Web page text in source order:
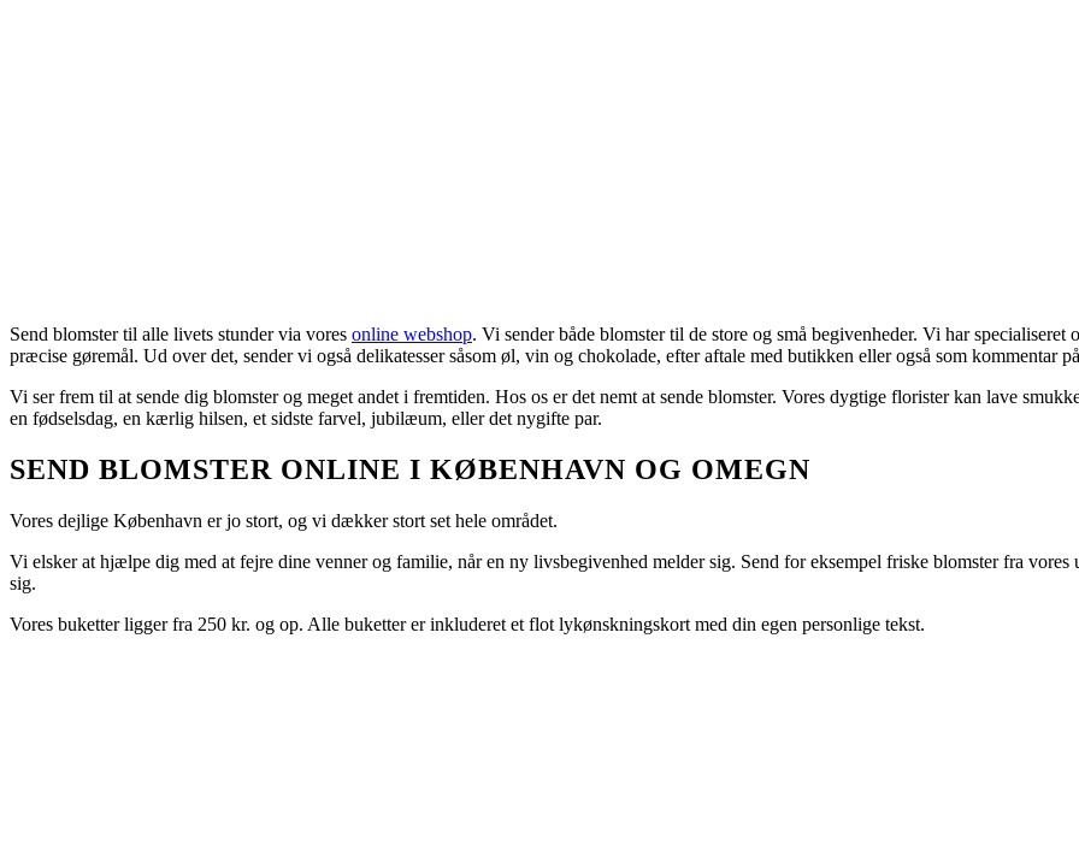
Send blomster til alle livets stunder via vores online webshop. Vi sender både blomster til de store og små begivenheder. Vi har
præcise gøremål. Ud over det, sender vi også delikatesser såsom øl, vin og chokolade, efter aftale med butikken eller også som kommentar
Vi ser frem til at sende dig blomster og meget andet i fremtiden. Hos os er det nemt at sende blomster. Vores dygtige florister kan lave
en fødselsdag, en kærlig hilsen, et sidste farvel, jubilæum, eller det nygifte par.
SEND BLOMSTER ONLINE I KØBENHAVN OG OMEGN
Vores dejlige København er jo stort, og vi dækker stort set hele området.
Vi elsker at hjælpe dig med at fejre dine venner og familie, når en ny livsbegivenhed melder sig. Send for eksempel friske blomster fra
sig.
Vores buketter ligger fra 250 kr. og op. Alle buketter er inkluderet et flot lykønskningskort med din egen personlige tekst.